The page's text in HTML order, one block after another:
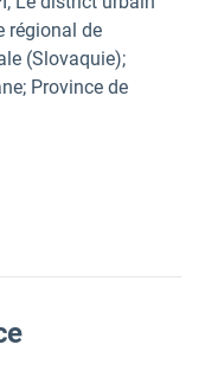
régional de
(Slovaquie);
Province de